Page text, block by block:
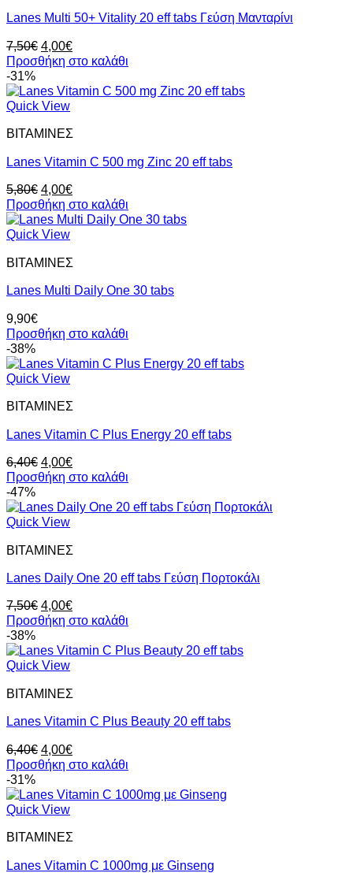
Lanes Multi 50+ Vitality 20 eff tabs Γεύση Μανταρίνι
7,50€ Original
price
7,50€.
4,00€Η
τρέχουσα
είναι:
Προσθήκη στο καλάθι
-31%
Quick View
ΒΙΤΑΜΙΝΕΣ
Lanes Vitamin C 500 mg Zinc 20 eff tabs
5,80€ Original
price
was:
5,80€.
4,00€Η
τρέχουσα
τιμή
Προσθήκη στο καλάθι
Quick View
ΒΙΤΑΜΙΝΕΣ
Lanes Multi Daily One 30 tabs
9,90€
Προσθήκη στο καλάθι
-38%
Quick View
ΒΙΤΑΜΙΝΕΣ
Lanes Vitamin C Plus Energy 20 eff tabs
6,40€ Original
price
6,40€.
4,00€Η
τρέχουσα
είναι:
Προσθήκη στο καλάθι
-47%
Quick View
ΒΙΤΑΜΙΝΕΣ
Lanes Daily One 20 eff tabs Γεύση Πορτοκάλι
7,50€ Original
price
7,50€.
4,00€Η
τρέχουσα
είναι:
Προσθήκη στο καλάθι
-38%
Quick View
ΒΙΤΑΜΙΝΕΣ
Lanes Vitamin C Plus Beauty 20 eff tabs
6,40€ Original
price
6,40€.
4,00€Η
τρέχουσα
είναι:
Προσθήκη στο καλάθι
-31%
Quick View
ΒΙΤΑΜΙΝΕΣ
Lanes Vitamin C 1000mg με Ginseng